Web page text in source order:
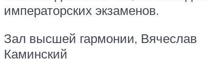
императорских экзаменов.
Зал высшей гармонии, Вячеслав
Каминский